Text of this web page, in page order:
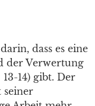
dass es eine
der Verwertung
14) gibt. Der
seiner